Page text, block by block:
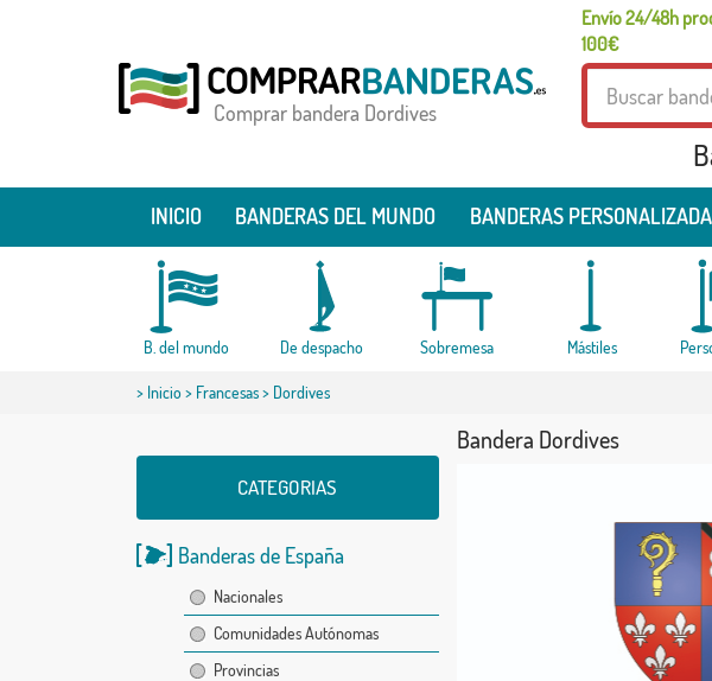
Envío 24/48h
100€
Comprar bandera Dordives
INICIO BANDERAS DEL MUNDO BANDERAS
B. del mundo De despacho Sobremesa Mástiles
> Inicio> Francesas> Dordives
CATEGORIAS
Banderas de España
Nacionales
Comunidades Autónomas
Provincias
Bandera Dordives